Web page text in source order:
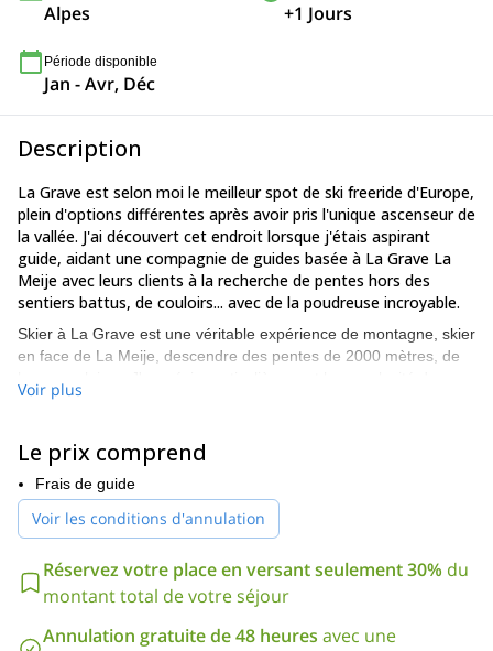
Alpes +1 Jours
Période disponible
Jan - Avr, Déc
Description
La Grave est selon moi le meilleur spot de ski freeride d'Europe,
plein d'options différentes après avoir pris l'unique ascenseur de
la vallée. J'ai découvert cet endroit lorsque j'étais aspirant
guide, aidant une compagnie de guides basée à La Grave La
Meije avec leurs clients à la recherche de pentes hors des
sentiers battus, de couloirs... avec de la poudreuse incroyable.
Skier à La Grave est une véritable expérience de montagne, skier
en face de La Meije, descendre des pentes de 2000 mètres, de
parcours que l'on peut trouver ici.
géniale, il y a plein de gens qui recherchent les mêmes choses :
de la poudreuse, des endroits sauvages, des couloirs, du ski
dans les arbres... et un autre bon point est que ce n'est pas très
commercial bien que ce soit reconnu comme l'un des meilleurs
spots de ski hors-piste.
Je serai là en février et mars, les 2 meilleurs mois de l'année à
guider mes amis et clients. Pourquoi ne pas me passer un coup
certains de mes endroits secrets. Nous pouvons partir ensemble
Voir plus
Le prix comprend
Frais de guide
Voir les conditions d'annulation
Réservez votre place en versant seulement 30% du
montant total de votre séjour
Annulation gratuite de 48 heures avec une